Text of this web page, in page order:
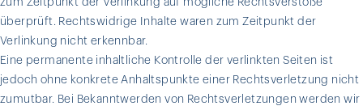
überprüft. Rechtswidrige Inhalte waren zum Zeitpunkt der
Verlinkung nicht erkennbar.
Eine permanente inhaltliche Kontrolle der verlinkten Seiten ist
jedoch ohne konkrete Anhaltspunkte einer Rechtsverletzung nicht
zumutbar. Bei Bekanntwerden von Rechtsverletzungen werden wir